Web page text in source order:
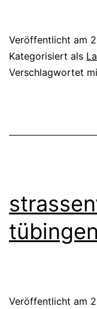
Veröffentlicht am
Kategorisiert als
Verschlagwortet
tübingen
Veröffentlicht am